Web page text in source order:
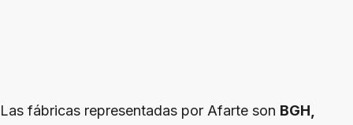
Las fábricas representadas por Afarte son BGH,